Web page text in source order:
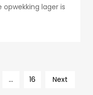
lager is
… 16 Next